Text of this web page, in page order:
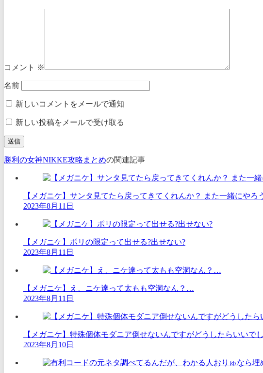
コメント ※
名前
新しいコメントをメールで通知
新しい投稿をメールで受け取る
勝利の女神NIKKE攻略まとめの関連記事
【メガニケ】サンタ見てたら戻ってきてくれんか？ また一緒にやろ
2023年8月11日
【メガニケ】ポリの限定って出せる?出せない?
2023年8月11日
【メガニケ】え、ニケ達って太もも空洞なん？…
2023年8月11日
【メガニケ】特殊個体モダニア倒せないんですがどうしたらいいで
2023年8月10日